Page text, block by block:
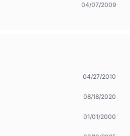
04/07/2009
04/27/2010
08/18/2020
01/01/2000